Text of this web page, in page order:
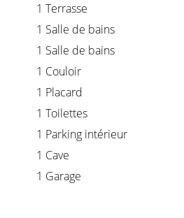
1 Terrasse
1 Salle de bains
1 Salle de bains
1 Couloir
1 Placard
1 Toilettes
1 Parking intérieur
1 Cave
1 Garage